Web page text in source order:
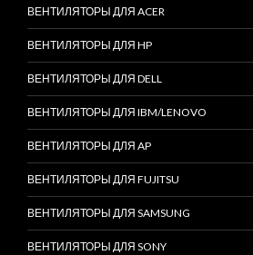
ВЕНТИЛЯТОРЫ ДЛЯ ACER
ВЕНТИЛЯТОРЫ ДЛЯ HP
ВЕНТИЛЯТОРЫ ДЛЯ DELL
ВЕНТИЛЯТОРЫ ДЛЯ IBM/LENOVO
ВЕНТИЛЯТОРЫ ДЛЯ AP
ВЕНТИЛЯТОРЫ ДЛЯ FUJITSU
ВЕНТИЛЯТОРЫ ДЛЯ SAMSUNG
ВЕНТИЛЯТОРЫ ДЛЯ SONY